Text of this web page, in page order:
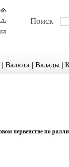
Поиск
| Валюта | Вклады |
первенстве по